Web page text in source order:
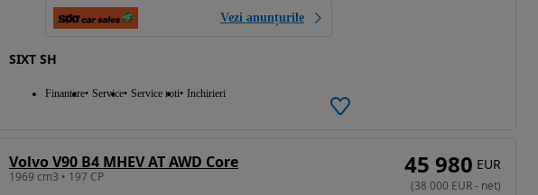
Vezi anunțurile
SIXT SH
Finantare Service Service roti Inchirieri
Volvo V90 B4 MHEV AT AWD Core
1969 cm3 • 197 CP 45 980 EUR
(38 000 EUR- net)